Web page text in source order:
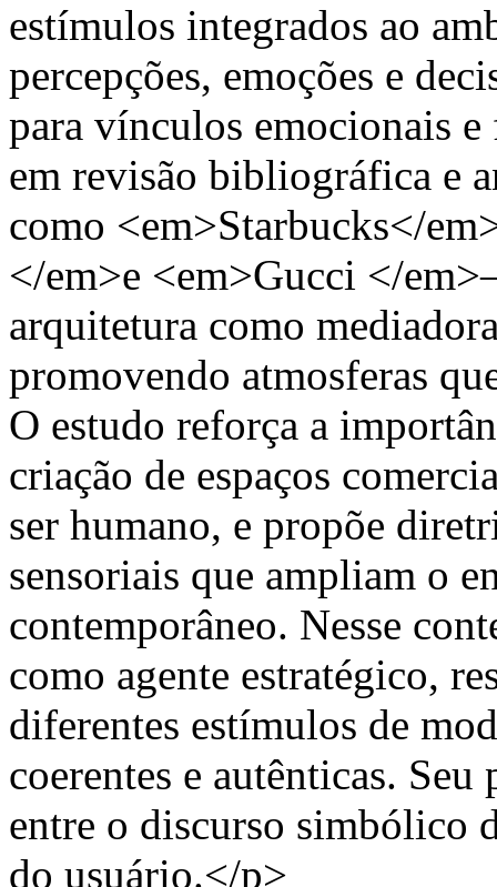
estímulos integrados ao
percepções, emoções e
para vínculos emocionais
em revisão bibliográfica e
como <em>Starbucks</
</em>e <em>Gucci </
arquitetura como
promovendo atmosferas
O estudo reforça a
criação de espaços
ser humano, e propõe
sensoriais que ampliam o
contemporâneo. Nesse
como agente estratégico,
diferentes estímulos de
coerentes e autênticas. Seu
entre o discurso simbólico
do usuário.</p>